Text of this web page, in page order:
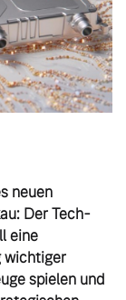
neuen
Der Tech-
eine
wichtiger
spielen und